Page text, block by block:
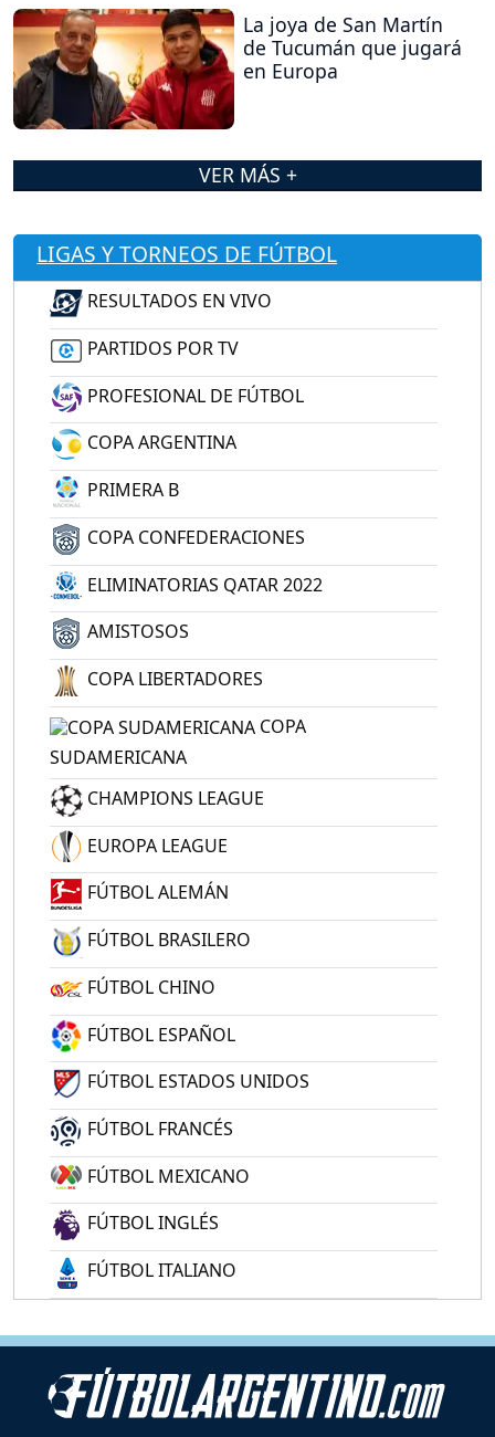
La joya de San Martín
de Tucumán que jugará
en Europa
VER MÁS +
LIGAS Y TORNEOS DE FÚTBOL
RESULTADOS EN VIVO
PARTIDOS POR TV
PROFESIONAL DE FÚTBOL
COPA ARGENTINA
PRIMERA B
COPA CONFEDERACIONES
ELIMINATORIAS QATAR 2022
AMISTOSOS
COPA LIBERTADORES
COPA
SUDAMERICANA
CHAMPIONS LEAGUE
EUROPA LEAGUE
FÚTBOL ALEMÁN
FÚTBOL BRASILERO
FÚTBOL CHINO
FÚTBOL ESPAÑOL
FÚTBOL ESTADOS UNIDOS
FÚTBOL FRANCÉS
FÚTBOL MEXICANO
FÚTBOL INGLÉS
FÚTBOL ITALIANO